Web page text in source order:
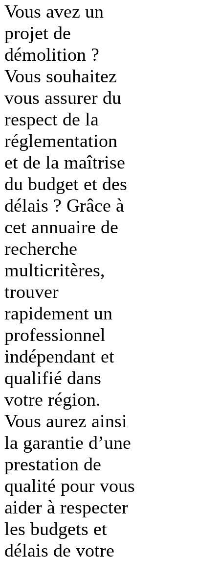
Vous avez un
projet de
démolition ?
Vous souhaitez
vous assurer du
respect de la
réglementation
et de la maîtrise
du budget et des
délais ? Grâce à
cet annuaire de
recherche
multicritères,
trouver
rapidement un
professionnel
indépendant et
qualifié dans
votre région.
Vous aurez ainsi
la garantie d’une
prestation de
qualité pour vous
aider à respecter
les budgets et
délais de votre